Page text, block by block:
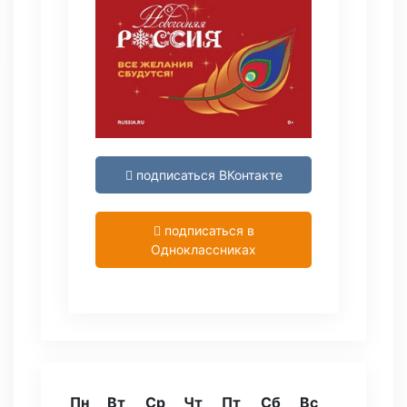
подписаться ВКонтакте
подписаться в
Одноклассниках
Пн Вт Ср Чт Пт Сб Вс